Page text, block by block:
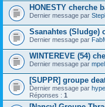
HONESTY cherche
Dernier message par
Ssanahtes (Sludge)
Dernier message par
WINTEREVE (54)
Dernier message par
[SUPPR] groupe
Dernier message par
Réponses : 1